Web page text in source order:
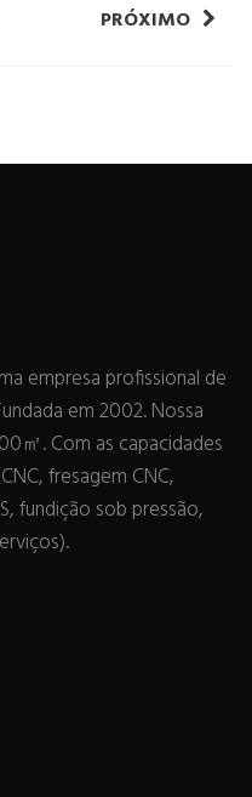
PRÓXIMO
empresa profissional de
em 2002. Nossa
㎡. Com as capacidades
fresagem CNC,
fundição sob pressão,